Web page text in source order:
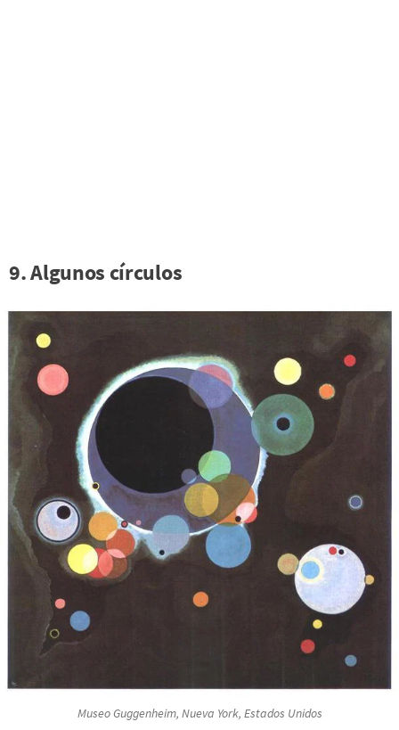
9. Algunos círculos
Museo Guggenheim, Nueva York, Estados Unidos